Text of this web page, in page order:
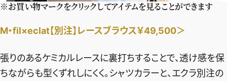
※お買い物マークをクリックしてアイテムを見ることができます
M・fil×eclat【別注】レースブラウス￥49,500＞
張りのあるケミカルレースに裏打ちすることで、透け感を保
ちながらも型くずれしにくく。シャツカラーと、エクラ別注の